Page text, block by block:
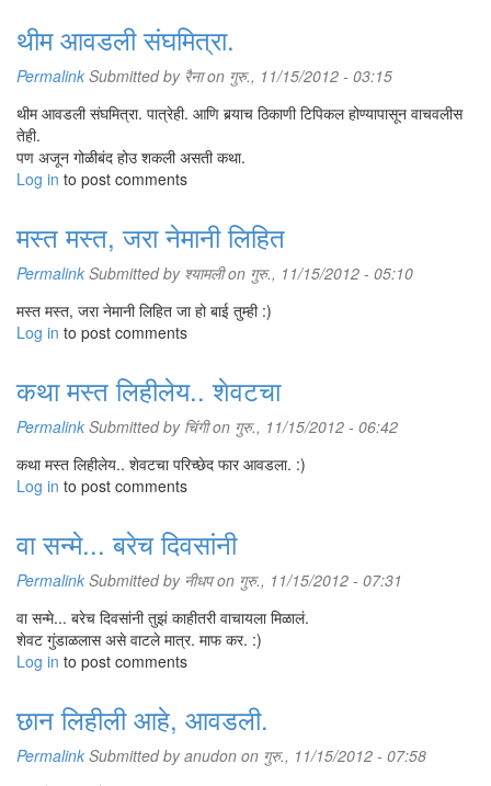
थीम आवडली संघमित्रा.
Permalink Submitted by रैनाon गुरु., 11/15/2012 - 03:15
थीम आवडली संघमित्रा. पात्रेही. आणि बर्‍याच ठिकाणी टिपिकल होण्यापासून वाचवलीस
तेही.
पण अजून गोळीबंद होउ शकली असती कथा.
Log in to post comments
मस्त मस्त, जरा नेमानी लिहित
Permalink Submitted by श्यामलीon गुरु., 11/15/2012 - 05:10
मस्त मस्त, जरा नेमानी लिहित जा हो बाई तुम्ही :)
Log in to post comments
कथा मस्त लिहीलेय.. शेवटचा
Permalink Submitted by चिंगीon गुरु., 11/15/2012 - 06:42
कथा मस्त लिहीलेय.. शेवटचा परिच्छेद फार आवडला. :)
Log in to post comments
वा सन्मे... बरेच दिवसांनी
Permalink Submitted by नीधपon गुरु., 11/15/2012 - 07:31
वा सन्मे... बरेच दिवसांनी तुझं काहीतरी वाचायला मिळालं.
शेवट गुंडाळलास असे वाटले मात्र. माफ कर. :)
Log in to post comments
छान लिहीली आहे, आवडली.
Permalink Submitted byanudon on गुरु., 11/15/2012 - 07:58